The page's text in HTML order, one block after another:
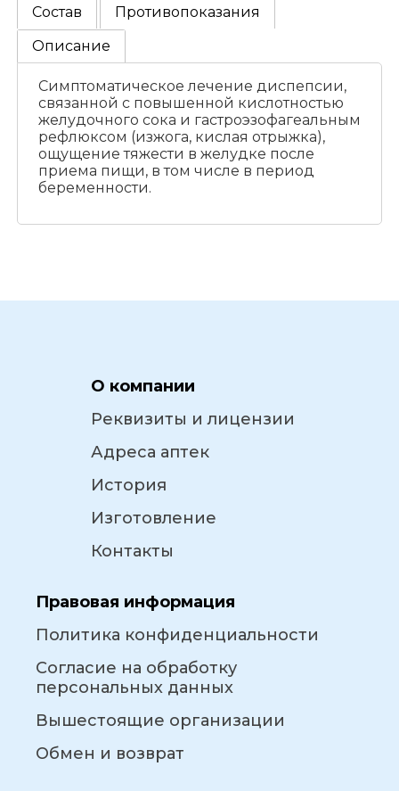
Состав
Противопоказания
Описание
Симптоматическое лечение диспепсии,
связанной с повышенной кислотностью
желудочного сока и гастроэзофагеальным
рефлюксом (изжога, кислая отрыжка),
ощущение тяжести в желудке после
приема пищи, в том числе в период
беременности.
О компании
Реквизиты и лицензии
Адреса аптек
История
Изготовление
Контакты
Правовая информация
Политика конфиденциальности
Согласие на обработку
персональных данных
Вышестоящие организации
Обмен и возврат